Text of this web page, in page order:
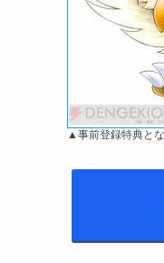
▲事前登録特典とな